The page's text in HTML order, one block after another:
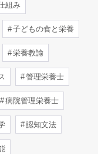
組み
子どもの食と栄養
栄養教諭
管理栄養士
病院管理栄養士
認知文法